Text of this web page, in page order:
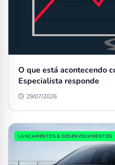
O que está acontecendo
Especialista responde
29/07/2026
LANÇAMENTOS & DESENVOLVIMENTOS